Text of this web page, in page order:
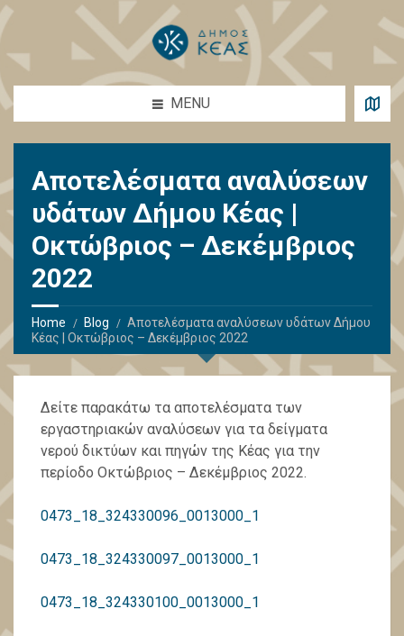
MENU
Αποτελέσματα αναλύσεων
υδάτων Δήμου Κέας |
Οκτώβριος – Δεκέμβριος
2022
Home Blog
Αποτελέσματα αναλύσεων υδάτων Δήμου
Κέας | Οκτώβριος – Δεκέμβριος 2022
Δείτε παρακάτω τα αποτελέσματα των
εργαστηριακών αναλύσεων για τα δείγματα
νερού δικτύων και πηγών της Κέας για την
περίοδο Οκτώβριος – Δεκέμβριος 2022.
0473_18_324330096_0013000_1
0473_18_324330097_0013000_1
0473_18_324330100_0013000_1